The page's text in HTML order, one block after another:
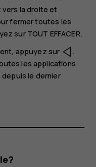
la droite et
fermer toutes les
sur TOUT EFFACER.
appuyez sur
.
les applications
le dernier